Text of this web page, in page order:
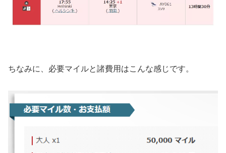
ちなみに、必要マイルと諸費用はこんな感じです。